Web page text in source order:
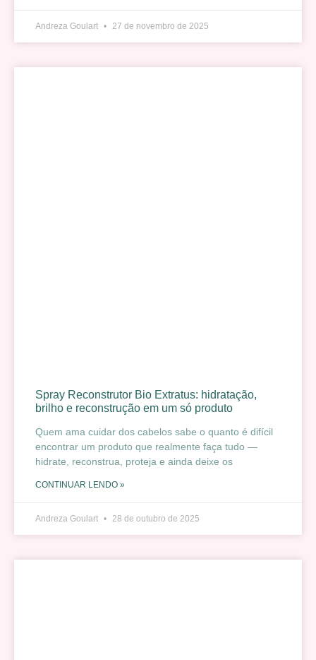
Andreza Goulart 27 de novembro de 2025
Spray Reconstrutor Bio Extratus: hidratação,
brilho e reconstrução em um só produto
Quem ama cuidar dos cabelos sabe o quanto é difícil
encontrar um produto que realmente faça tudo —
hidrate, reconstrua, proteja e ainda deixe os
CONTINUAR LENDO »
Andreza Goulart 28 de outubro de 2025